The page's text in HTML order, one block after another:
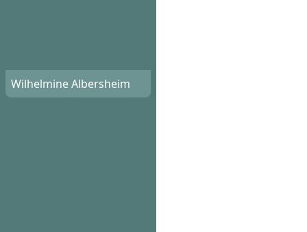
Wilhelmine Albersheim